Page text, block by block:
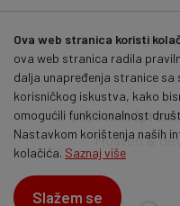
Pratite
© 2026
Hosted &
Ova web stranica koristi
ova web stranica radila
dalja unapređenja stranice
korisničkog iskustva, kako
omogućili funkcionalnost
Nastavkom korištenja naših
kolačića. Saznaj više
Slažem se